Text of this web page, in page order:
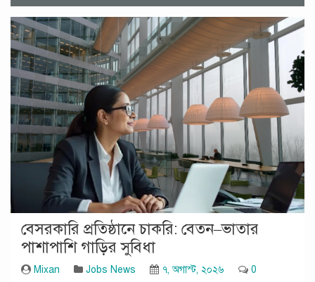
বেসরকারি প্রতিষ্ঠানে চাকরি: বেতন–ভাতার
পাশাপাশি গাড়ির সুবিধা
Mixan Jobs News ৭, অগাস্ট, ২০২৬ 0